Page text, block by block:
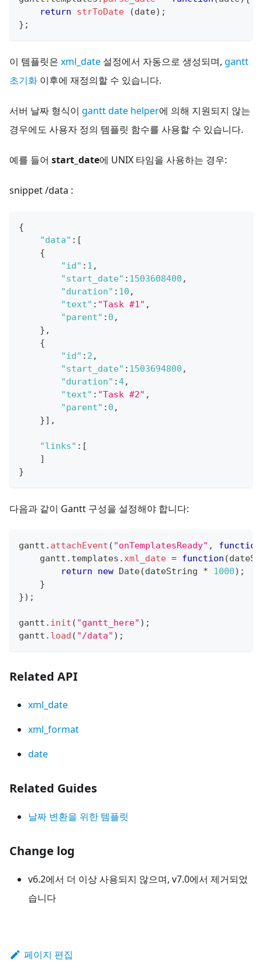
return
strToDate (date) ;
} ;
이 템플릿은 xml_date 설정에서 자동으로 생성되며, gantt
초기화 이후에 재정의할 수 있습니다.
서버 날짜 형식이 gantt date helper에 의해 지원되지 않는
경우에도 사용자 정의 템플릿 함수를 사용할 수 있습니다.
예를 들어 start_date에 UNIX 타임을 사용하는 경우:
snippet /data :
{
"data" : [
{
"id" : 1 ,
"start_date" : 1503608400 ,
"duration" : 10 ,
"text" : "Task #1" ,
"parent" : 0 ,
} ,
{
"id" : 2 ,
"start_date" : 1503694800 ,
"duration" :4,
"text" : "Task #2" ,
"parent" : 0 ,
}] ,
"links" : [
]
}
다음과 같이 Gantt 구성을 설정해야 합니다:
gantt . attachEvent ( "onTemplatesReady" , function
    gantt
. templates .xml_date = function (
return
new Date(dateString * 1000) ;
}
}) ;
gantt . init ( "gantt_here" ) ;
gantt . load ( "/data" ) ;
Related API
xml_date
xml_format
date
Related Guides
날짜 변환을 위한 템플릿
Change log
v6.2에서 더 이상 사용되지 않으며, v7.0에서 제거되었
습니다
페이지 편집